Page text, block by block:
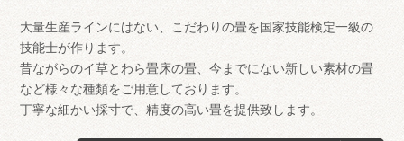
大量生産ラインにはない、こだわりの畳を国家技能検定一級の
技能士が作ります。
昔ながらのイ草とわら畳床の畳、今までにない新しい素材の畳
など様々な種類をご用意しております。
丁寧な細かい採寸で、精度の高い畳を提供致します。